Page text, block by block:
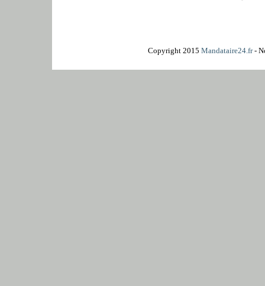
Copyright 2015 Mandataire24.fr-